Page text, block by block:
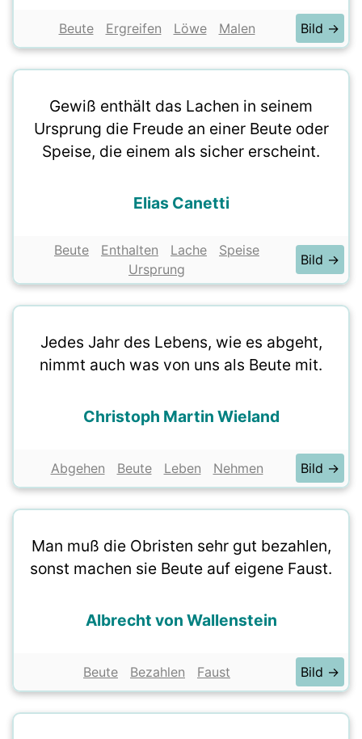
Beute Ergreifen Löwe Malen Bild →
Gewiß enthält das Lachen in seinem
Ursprung die Freude an einer Beute oder
Speise, die einem als sicher erscheint.
Elias Canetti
Beute Enthalten Lache
Speise
Ursprung
Bild →
Jedes Jahr des Lebens, wie es abgeht,
nimmt auch was von uns als Beute mit.
Christoph Martin Wieland
Abgehen Beute Leben Nehmen Bild →
Man muß die Obristen sehr gut bezahlen,
sonst machen sie Beute auf eigene Faust.
Albrecht von Wallenstein
Beute Bezahlen Faust Bild →